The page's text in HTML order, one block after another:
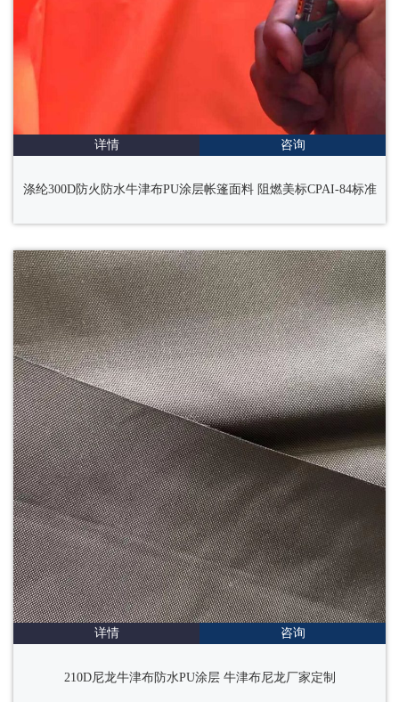
详情 咨询
涤纶300D防火防水牛津布PU涂层帐篷面料 阻燃美标CPAI-84标准
详情 咨询
210D尼龙牛津布防水PU涂层 牛津布尼龙厂家定制